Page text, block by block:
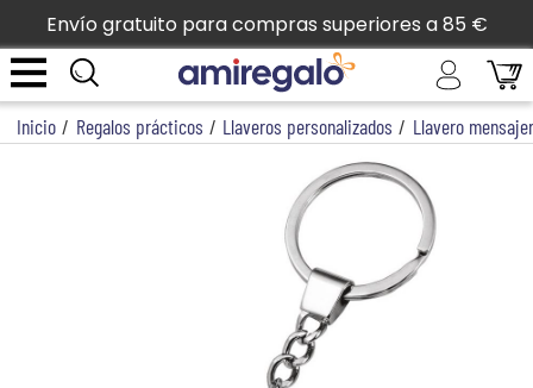
Envío gratuito para compras superiores a 85 €
Inicio / Regalos prácticos / Llaveros personalizados / Llavero